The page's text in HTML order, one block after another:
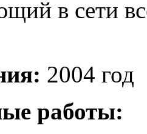
в сети
2004 год
работы: